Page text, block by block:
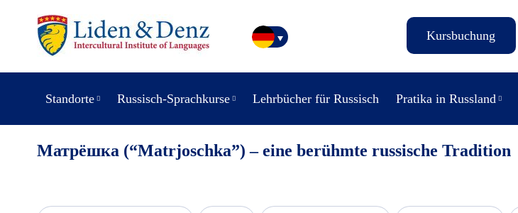
Kursbuchung
Standorte Russisch-Sprachkurse Lehrbücher für Russisch Pratika in Russland
Матрёшка (“Matrjoschka”) – eine berühmte russische Tradition